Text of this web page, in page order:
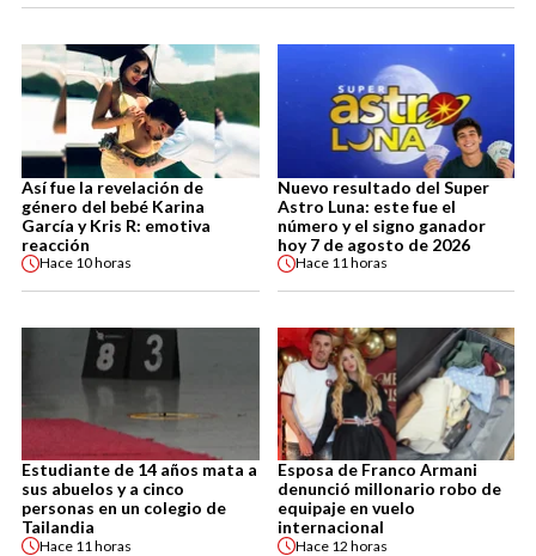
Así fue la revelación de
género del bebé Karina
García y Kris R: emotiva
reacción
Hace 10 horas
Nuevo resultado del Super
Astro Luna: este fue el
número y el signo ganador
hoy 7 de agosto de 2026
Hace 11 horas
Estudiante de 14 años mata a
sus abuelos y a cinco
personas en un colegio de
Tailandia
Hace 11 horas
Esposa de Franco Armani
denunció millonario robo de
equipaje en vuelo
internacional
Hace 12 horas